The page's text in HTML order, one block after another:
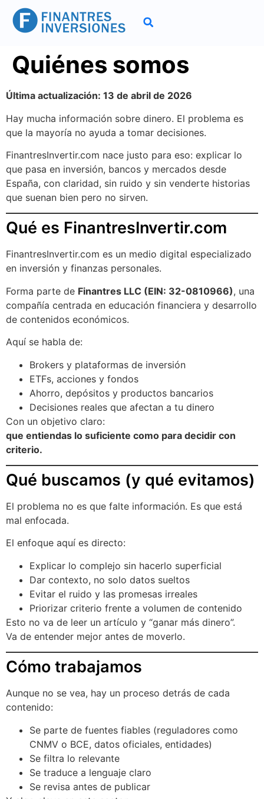
Quiénes somos
Última actualización: 13 de abril de 2026
Hay mucha información sobre dinero. El problema es
que la mayoría no ayuda a tomar decisiones.
FinantresInvertir.com nace justo para eso: explicar lo
que pasa en inversión, bancos y mercados desde
España, con claridad, sin ruido y sin venderte historias
que suenan bien pero no sirven.
Qué es FinantresInvertir.com
FinantresInvertir.com es un medio digital especializado
en inversión y finanzas personales.
Forma parte de Finantres LLC (EIN: 32-0810966), una
compañía centrada en educación financiera y desarrollo
de contenidos económicos.
Aquí se habla de:
Brokers y plataformas de inversión
ETFs, acciones y fondos
Ahorro, depósitos y productos bancarios
Decisiones reales que afectan a tu dinero
Con un objetivo claro:
que entiendas lo suficiente como para decidir con
criterio.
Qué buscamos (y qué evitamos)
El problema no es que falte información. Es que está
mal enfocada.
El enfoque aquí es directo:
Explicar lo complejo sin hacerlo superficial
Dar contexto, no solo datos sueltos
Evitar el ruido y las promesas irreales
Priorizar criterio frente a volumen de contenido
Esto no va de leer un artículo y “ganar más dinero”.
Va de entender mejor antes de moverlo.
Cómo trabajamos
Aunque no se vea, hay un proceso detrás de cada
contenido:
Se parte de fuentes fiables (reguladores como
CNMV o BCE, datos oficiales, entidades)
Se filtra lo relevante
Se traduce a lenguaje claro
Se revisa antes de publicar